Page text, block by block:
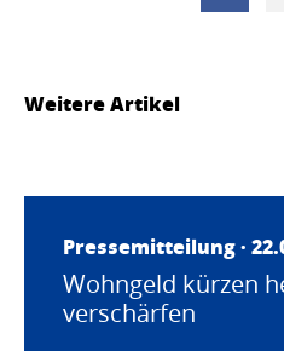
Weitere Artikel
Pressemitteilung ·
Wohngeld kürzen
verschärfen